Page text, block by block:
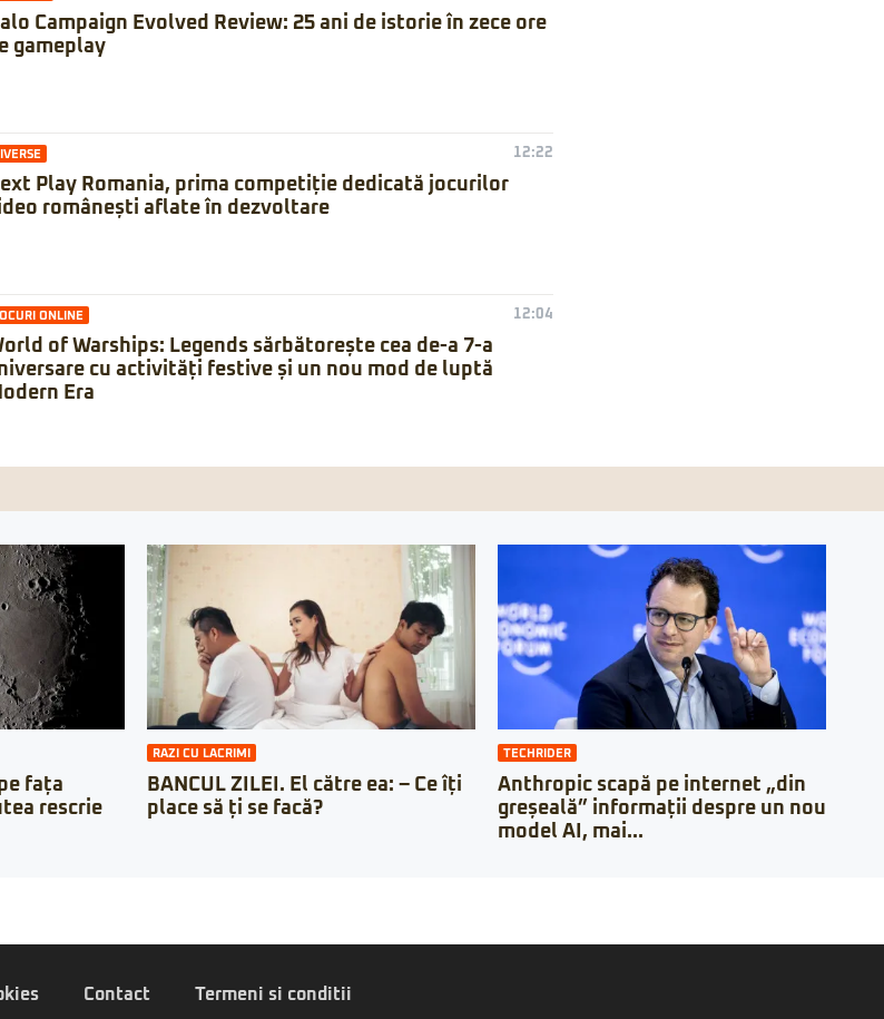
Campaign Evolved Review: 25 ani de istorie în zece ore
gameplay
12:22
Play Romania, prima competiție dedicată jocurilor
românești aflate în dezvoltare
ONLINE 12:04
of Warships: Legends sărbătorește cea de-a 7-a
cu activități festive și un nou mod de luptă
Era
fața
rescrie
RAZI CU LACRIMI
BANCUL ZILEI. El către ea: – Ce îți
place să ți se facă?
TECHRIDER
Anthropic scapă pe internet „din
greșeală” informații despre un nou
model AI, mai...
Contact Termeni si conditii